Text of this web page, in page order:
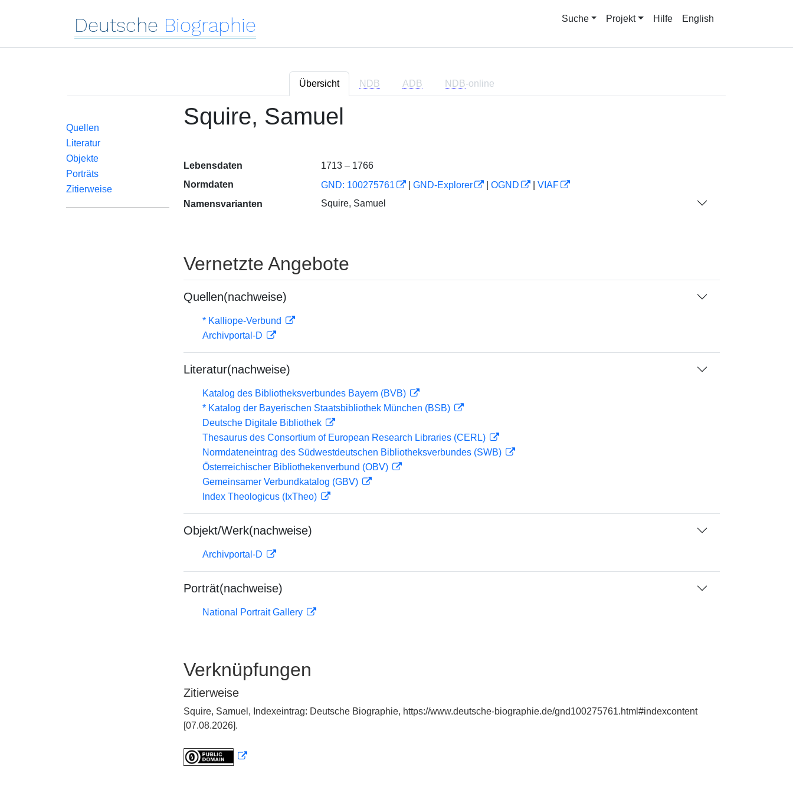
Deutsche Biographie Suche Projekt Hilfe English
Übersicht NDB ADB NDB-online
Quellen
Literatur
Objekte
Porträts
Zitierweise
Squire, Samuel
Lebensdaten
1713 – 1766
Normdaten
GND: 100275761 GND-Explorer OGND
VIAF
Namensvarianten
Squire, Samuel
Vernetzte Angebote
Quellen(nachweise)
* Kalliope-Verbund
Archivportal-D
Literatur(nachweise)
Katalog des Bibliotheksverbundes Bayern (BVB)
* Katalog der Bayerischen Staatsbibliothek München (BSB)
Deutsche Digitale Bibliothek
Thesaurus des Consortium of European Research Libraries (CERL)
Normdateneintrag des Südwestdeutschen Bibliotheksverbundes (SWB)
Österreichischer Bibliothekenverbund (OBV)
Gemeinsamer Verbundkatalog (GBV)
Index Theologicus (IxTheo)
Objekt/Werk(nachweise)
Archivportal-D
Porträt(nachweise)
National Portrait Gallery
Verknüpfungen
Zitierweise
Squire, Samuel, Indexeintrag: Deutsche Biographie, https://www.deutsche-biographie.de/gnd100275761.html#indexcontent
[07.08.2026].